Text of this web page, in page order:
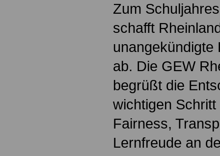
Zum
schafft
unangekündigte
ab. Die GEW
begrüßt die
wichtigen
Fairness,
Lernfreude an